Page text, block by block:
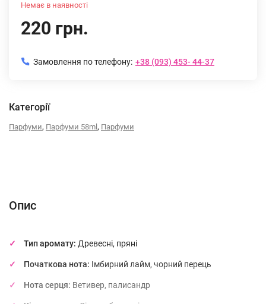
Немає в наявності
220 грн.
Замовлення по телефону: +38 (093) 453- 44-37
Категорії
Парфуми, Парфуми 58ml , Парфуми
Опис
Тип аромату: Древесні, пряні
Початкова нота: Імбирний лайм, чорний перець
Нота серця: Ветивер, палисандр